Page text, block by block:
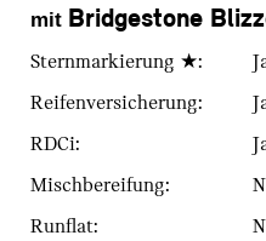
mit Bridgestone
Sternmarkierung ★:
Reifenversicherung:
RDCi:
Mischbereifung:
Runflat: